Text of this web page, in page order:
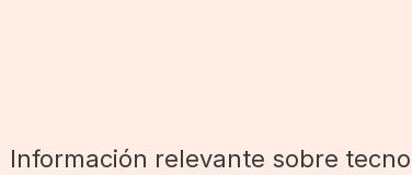
Información relevante sobre